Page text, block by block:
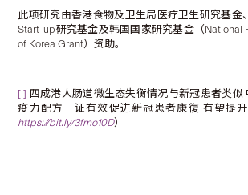
此项研究由香港食物及卫生局医疗卫生研究基金
Start-up研究基金及韩国国家研究基金（National
of Korea Grant）资助。
[i] 四成港人肠道微生态失衡情况与新冠患者类似
疫力配方」证有效促进新冠患者康復 有望提
https://bit.ly/3fmo10D）